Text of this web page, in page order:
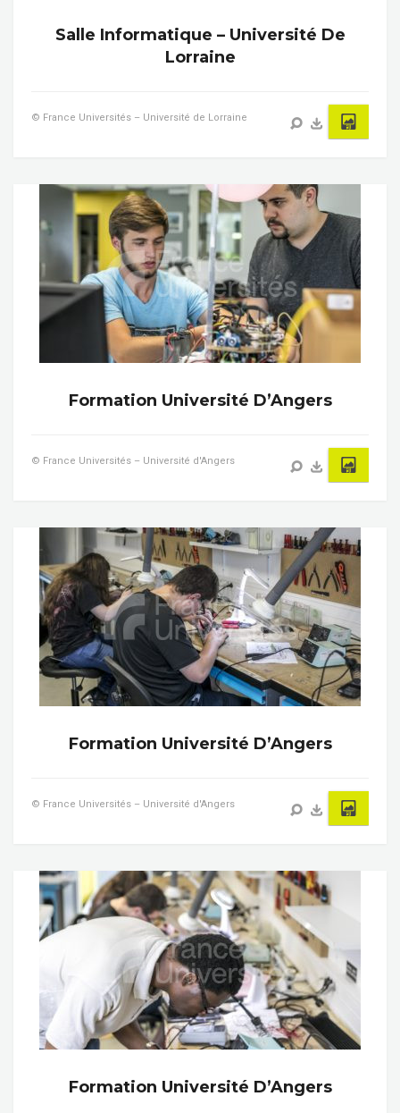
Salle Informatique – Université De
Lorraine
© France Universités – Université de Lorraine
Formation Université D’Angers
© France Universités – Université d'Angers
Formation Université D’Angers
© France Universités – Université d'Angers
Formation Université D’Angers